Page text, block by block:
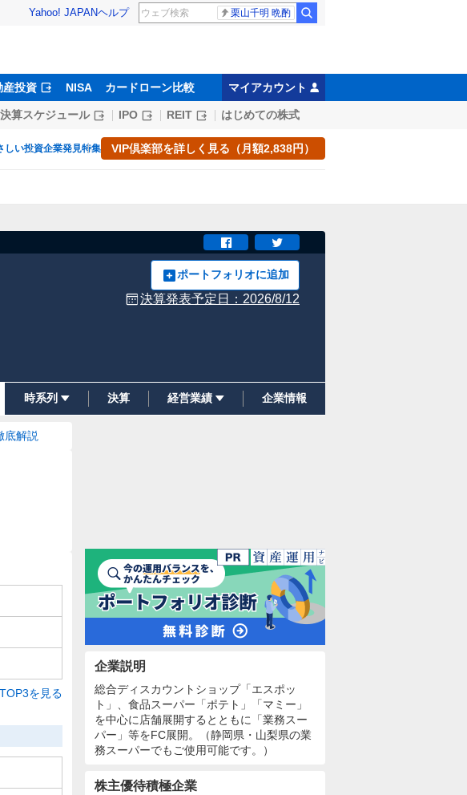
Yahoo! JAPANヘルプ 栗山千明 晩酌
産投資 NISA カードローン比較 マイアカウント
決算スケジュール IPO REIT はじめての株式
しい投資企業発見特集 VIP倶楽部を詳しく見る（月額2,838円）
ポートフォリオに追加
決算発表予定日： 2026/8/12
時系列 決算 経営業績 企業情報
底解説
を見る
企業説明
総合ディスカウントショップ「エスポッ
ト」、食品スーパー「ポテト」「マミー」
を中心に店舗展開するとともに「業務スー
パー」等をFC展開。（静岡県・山梨県の業
務スーパーでもご使用可能です。）
株主優待積極企業